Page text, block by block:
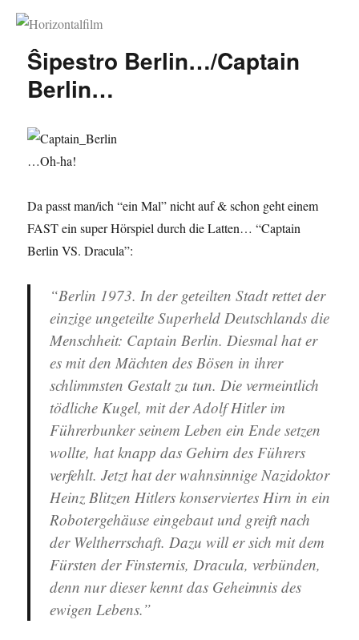
Horizontalfilm
Ŝipestro Berlin…/Captain
Berlin…
…Oh-ha!
Da passt man/ich “ein Mal” nicht auf & schon geht einem
FAST ein super Hörspiel durch die Latten… “Captain
Berlin VS. Dracula”:
“Berlin 1973. In der geteilten Stadt rettet der
einzige ungeteilte Superheld Deutschlands die
Menschheit: Captain Berlin. Diesmal hat er
es mit den Mächten des Bösen in ihrer
schlimmsten Gestalt zu tun. Die vermeintlich
tödliche Kugel, mit der Adolf Hitler im
Führerbunker seinem Leben ein Ende setzen
wollte, hat knapp das Gehirn des Führers
verfehlt. Jetzt hat der wahnsinnige Nazidoktor
Heinz Blitzen Hitlers konserviertes Hirn in ein
Robotergehäuse eingebaut und greift nach
der Weltherrschaft. Dazu will er sich mit dem
Fürsten der Finsternis, Dracula, verbünden,
denn nur dieser kennt das Geheimnis des
ewigen Lebens.”